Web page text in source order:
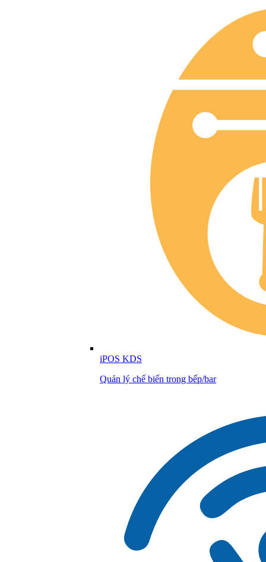
iPOS KDS
Quản lý chế biến trong bếp/bar